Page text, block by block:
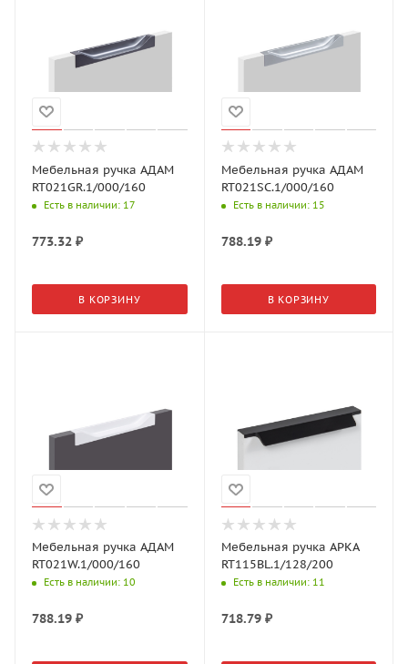
Мебельная ручка АДАМ
RT021GR.1/000/160
Есть в наличии: 17
773.32 ₽
В КОРЗИНУ
Мебельная ручка АДАМ
RT021SC.1/000/160
Есть в наличии: 15
788.19₽
В КОРЗИНУ
Мебельная ручка АДАМ
RT021W.1/000/160
Есть в наличии: 10
788.19 ₽
Мебельная ручка АРКА
RT115BL.1/128/200
Есть в наличии: 11
718.79₽